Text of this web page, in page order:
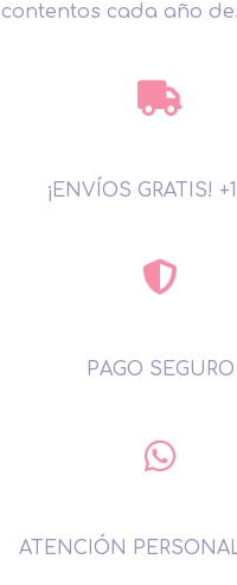
contentos cada año
¡ENVÍOS GRATIS!
PAGO SEGURO
ATENCIÓN